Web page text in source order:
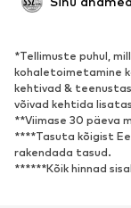
*Tellimuste puhul,
kohaletoimetamine
kehtivad &
võivad kehtida
**Viimase 30 päeva
****Tasuta kõigist
rakendada tasud.
******Kõik hinnad